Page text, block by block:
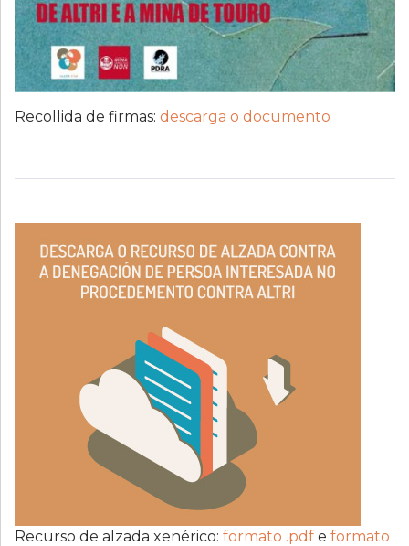
Recollida de firmas: descarga o documento
Recurso de alzada xenérico: formato .pdf e formato